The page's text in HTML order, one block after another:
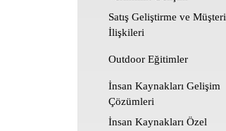
Satış Geliştirme ve Müşteri
İlişkileri
Outdoor Eğitimler
İnsan Kaynakları Gelişim
Çözümleri
İnsan Kaynakları Özel